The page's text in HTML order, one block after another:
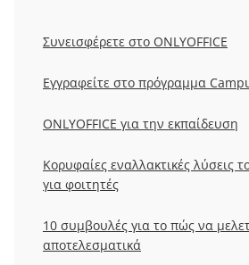
Συνεισφέρετε στο ONLYOFFICE
Εγγραφείτε στο πρόγραμμα
ONLYOFFICE για την εκπαίδευση
Κορυφαίες εναλλακτικές λύσεις
για φοιτητές
10 συμβουλές για το πώς να
αποτελεσματικά